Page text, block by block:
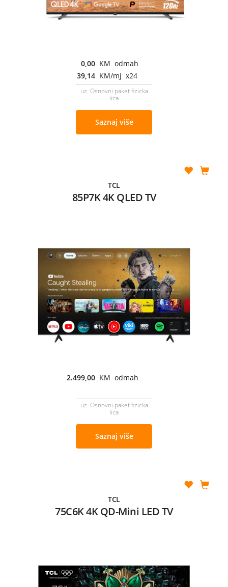
0,00 KM odmah
39,14 KM/mj x24
uz Osnovni paket fizicka
lica
Saznaj više
TCL
85P7K 4K QLED TV
2.499,00 KM odmah
uz Osnovni paket fizicka
lica
Saznaj više
TCL
75C6K 4K QD-Mini LED TV